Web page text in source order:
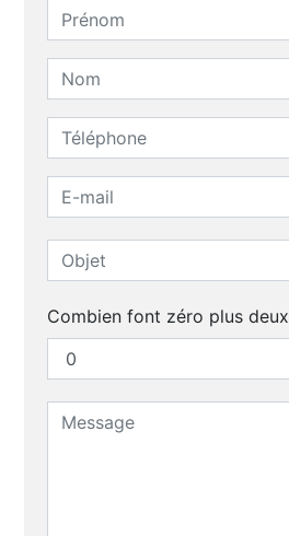
Combien font zéro plus deux